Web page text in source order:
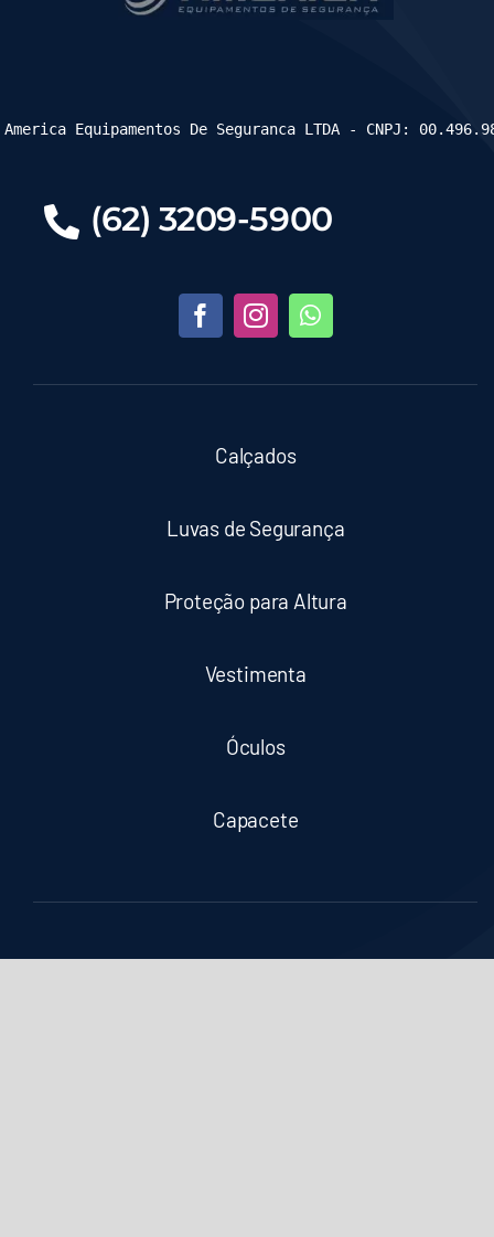
(62) 3209-5900
Calçados
Luvas de Segurança
Proteção para Altura
Vestimenta
Óculos
Capacete
Equipamentos De Seguranca LTDA - CNPJ: